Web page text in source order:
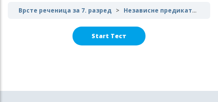
Врсте реченица за 7. разред Независне предикатске реченице - напоредни односи